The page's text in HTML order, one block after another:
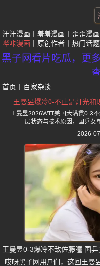
汗汗漫画 羞羞漫画 歪歪漫画
哔咔漫画
原创作者 热门话题
黑子网看片吃瓜，更
首页 百家杂谈
王曼昱爆冷0-不止是灯光和
王曼昱2026WTT美国大满贯0-3
层状态与技术原因，国乒女
2026-
王曼昱0-3爆冷不敌佐藤瞳 国
哎呀黑子网用户们，这回王曼